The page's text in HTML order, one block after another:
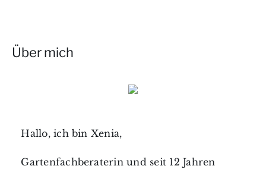
Über mich
Hallo, ich bin Xenia,
Gartenfachberaterin und seit 12 Jahren